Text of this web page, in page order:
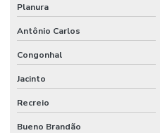
Planura
Antônio Carlos
Congonhal
Jacinto
Recreio
Bueno Brandão